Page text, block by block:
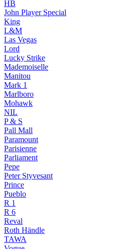
HB
John Player Special
King
L&M
Las Vegas
Lord
Lucky Strike
Mademoiselle
Manitou
Mark 1
Marlboro
Mohawk
NIL
P & S
Pall Mall
Paramount
Parisienne
Parliament
Pepe
Peter Styvesant
Prince
Pueblo
R 1
R 6
Reval
Roth Händle
TAWA